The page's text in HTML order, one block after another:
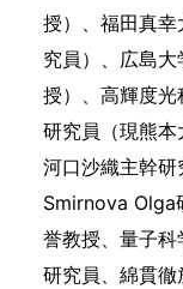
授）、福田真
究員）、広島
授）、高輝度
研究員（現熊本
河口沙織主幹
Smirnova Olga
誉教授、量子
研究員、綿貫